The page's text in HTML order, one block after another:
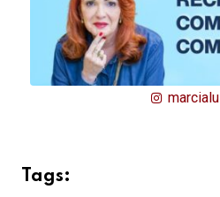
Tags: